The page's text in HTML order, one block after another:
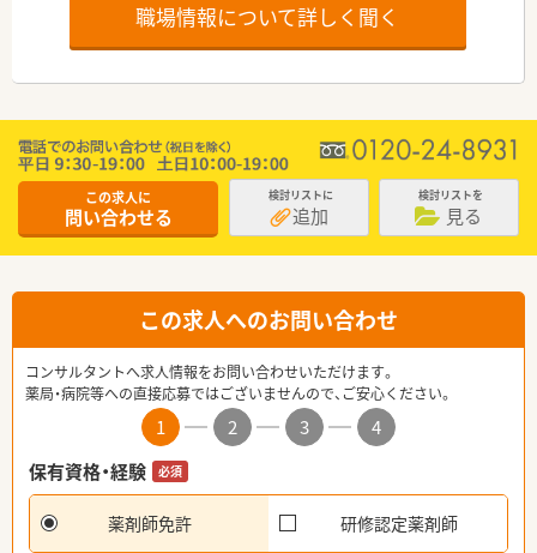
職場情報について詳しく聞く
この求人に
問い合わせる
検討リストに
追加
検討リストを
見る
この求人へのお問い合わせ
コンサルタントへ求人情報をお問い合わせいただけます。
薬局・病院等への直接応募ではございませんので、ご安心ください。
1 2 3
4
保有資格・経験
必須
薬剤師免許 研修認定薬剤師